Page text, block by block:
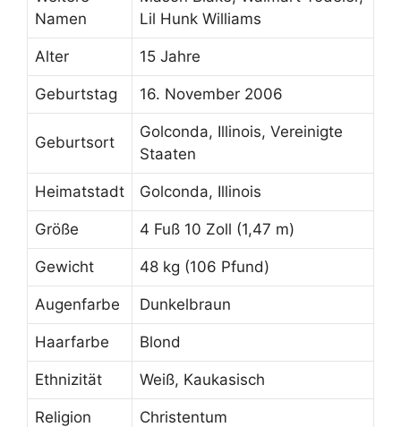
Namen
Lil Hunk Williams
Alter 15 Jahre
Geburtstag 16. November 2006
Geburtsort
Golconda, Illinois, Vereinigte
Staaten
Heimatstadt Golconda, Illinois
Größe 4 Fuß 10 Zoll (1,47 m)
Gewicht 48 kg (106 Pfund)
Augenfarbe Dunkelbraun
Haarfarbe Blond
Ethnizität Weiß, Kaukasisch
Religion Christentum